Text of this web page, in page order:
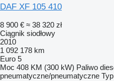
DAF XF 105 410
8 900 € ≈ 38 320 zł
Ciągnik siodłowy
2010
1 092 178 km
Euro 5
Moc 408 KM (300 kW) Paliwo
pneumatyczne/pneumatyczne